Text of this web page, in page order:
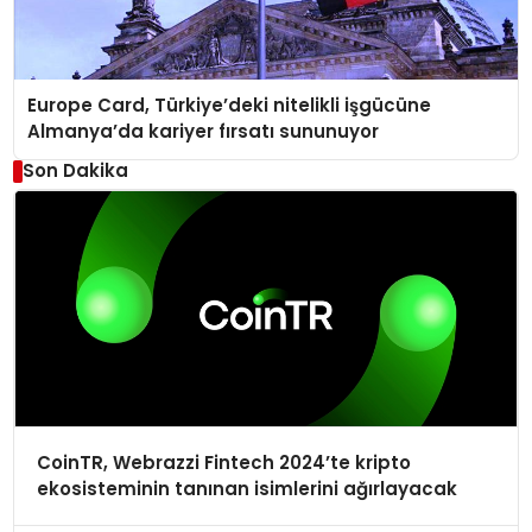
Europe Card, Türkiye’deki nitelikli işgücüne
Almanya’da kariyer fırsatı sununuyor
Son Dakika
CoinTR, Webrazzi Fintech 2024’te kripto
ekosisteminin tanınan isimlerini ağırlayacak